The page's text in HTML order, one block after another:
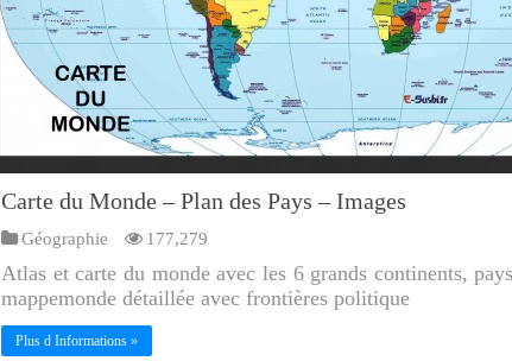
Carte du Monde – Plan des Pays – Images
Géographie 177,279
Atlas et carte du monde avec les 6 grands continents,
mappemonde détaillée avec frontières politique
Plus d Informations »